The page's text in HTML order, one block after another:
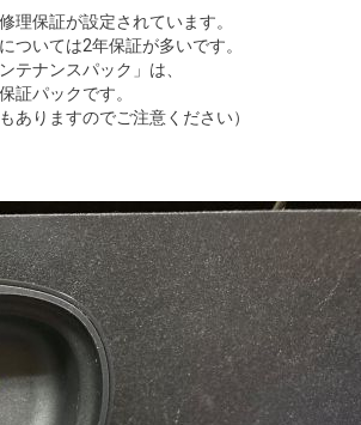
理保証が設定されています。
ついては2年保証が多いです。
テナンスパック」は、
証パックです。
ありますのでご注意ください）